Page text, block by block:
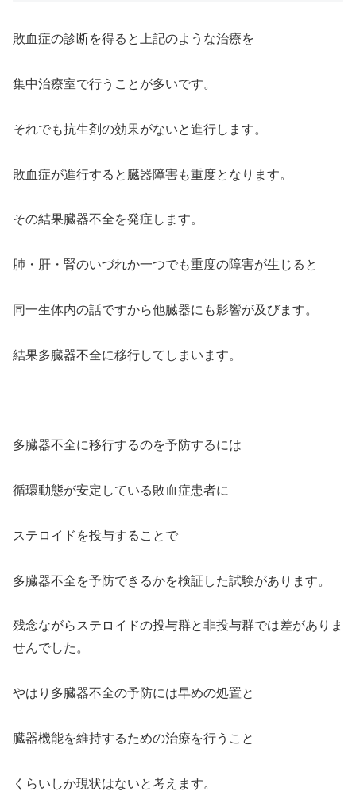
敗血症の診断を得ると上記のような治療を
集中治療室で行うことが多いです。
それでも抗生剤の効果がないと進行します。
敗血症が進行すると臓器障害も重度となります。
その結果臓器不全を発症します。
肺・肝・腎のいづれか一つでも重度の障害が生じると
同一生体内の話ですから他臓器にも影響が及びます。
結果多臓器不全に移行してしまいます。
多臓器不全に移行するのを予防するには
循環動態が安定している敗血症患者に
ステロイドを投与することで
多臓器不全を予防できるかを検証した試験があります。
残念ながらステロイドの投与群と非投与群では差がありま
せんでした。
やはり多臓器不全の予防には早めの処置と
臓器機能を維持するための治療を行うこと
くらいしか現状はないと考えます。